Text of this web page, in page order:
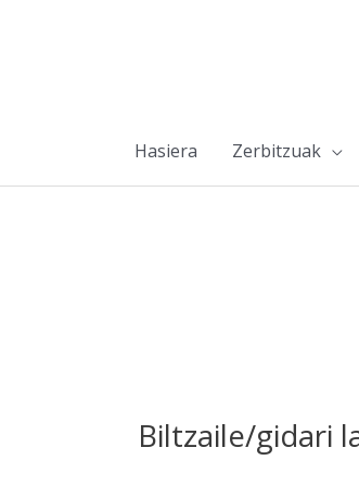
Hasiera Zerbitzuak
Biltzaile/gidari